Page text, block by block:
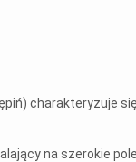
charakteryzuje
na szerokie